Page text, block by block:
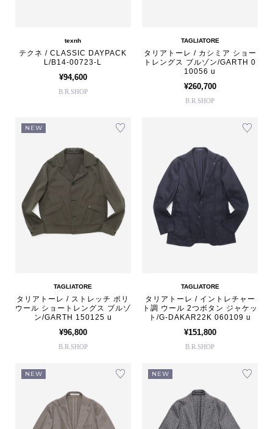
texnh
テクネ / CLASSIC DAYPACK
L/B14-00723-L
¥94,600
B.R.SHOP
TAGLIATORE
タリアトーレ / カシミア ショー
トレングス ブルゾン/GARTH 0
10056 u
¥260,700
B.R.SHOP
NEW
TAGLIATORE
タリアトーレ / ストレッチ ポリ
ウール ショートレングス ブルゾ
ン/GARTH 150125 u
¥96,800
B.R.SHOP
TAGLIATORE
タリアトーレ / イントレチャー
ト調 ウール 2つボタン ジャケッ
ト/G-DAKAR22K 060109 u
¥151,800
B.R.SHOP
NEW NEW